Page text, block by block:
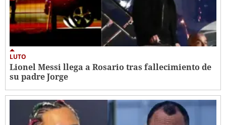
LUTO
Lionel Messi llega a Rosario tras fallecimiento de
su padre Jorge